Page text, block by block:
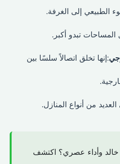
إلى الغرفة.
تبدو أكبر.
:إنها تخلق اتصالاً سلسًا بين
من أنواع المنازل.
وأداء عصري؟ اكتشف